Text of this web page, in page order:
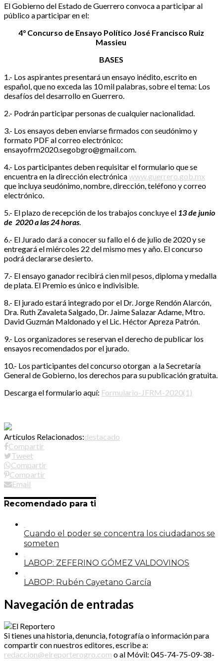
El Gobierno del Estado de Guerrero convoca a participar al
público a participar en el:
4° Concurso de Ensayo Político José Francisco Ruiz
Massieu
BASES
1.- Los aspirantes presentará un ensayo inédito, escrito en
español, que no exceda las 10 mil palabras, sobre el tema: Los
desafíos del desarrollo en Guerrero.
2.- Podrán participar personas de cualquier nacionalidad.
3.- Los ensayos deben enviarse firmados con seudónimo y
formato PDF al correo electrónico:
ensayofrm2020.segobgro@gmail.com.
4.- Los participantes deben requisitar el formulario que se
encuentra en la dirección electrónicawww.guerrero.gob.mx
que incluya seudónimo, nombre, dirección, teléfono y correo
electrónico.
5.- El plazo de recepción de los trabajos concluye el 13 de junio
de 2020 a las 24 horas
6.- El Jurado dará a conocer su fallo el 6 de julio de 2020 y se
entregará el miércoles 22 del mismo mes y año. El concurso
podrá declararse desierto.
7.- El ensayo ganador recibirá cien mil pesos, diploma y medalla
de plata. El Premio es único e indivisible.
8.- El jurado estará integrado por el Dr. Jorge Rendón Alarcón,
Dra. Ruth Zavaleta Salgado, Dr. Jaime Salazar Adame, Mtro.
David Guzmán Maldonado y el Lic. Héctor Apreza Patrón.
9.- Los organizadores se reservan el derecho de publicar los
ensayos recomendados por el jurado.
10.- Los participantes del concurso otorgan a la Secretaría
General de Gobierno, los derechos para su publicación gratuita.
Descarga el formulario aquí: Formulario-JFRM-2020(1)
Artículos Relacionados:destacado
Compartir
Tweet
Compartir
Compartir
Email
Recomendado para ti
Cuando el poder se concentra los ciudadanos se
someten
LABOP: ZEFERINO GÓMEZ VALDOVINOS
LABOP: Rubén Cayetano García
Navegación de entradas
Si tienes una historia, denuncia, fotografía o información para
compartir con nuestros editores, escribe a:
redaccion@elreporterogro.com o al Móvil: 045-74-75-09-38-